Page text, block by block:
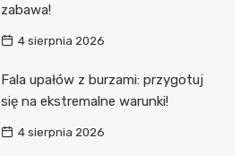
zabawa!
4 sierpnia 2026
Fala upałów z burzami: przygotuj
się na ekstremalne warunki!
4 sierpnia 2026